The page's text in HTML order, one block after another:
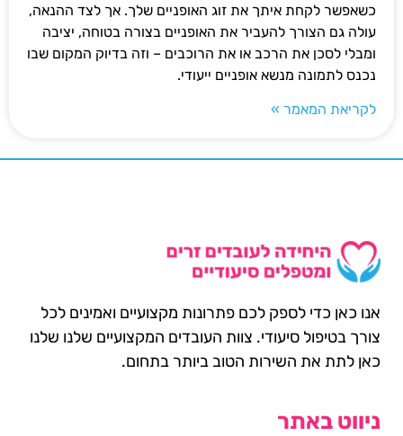
כשאפשר לקחת איתך את זוג האופניים שלך. אך לצד ההנאה,
עולה גם הצורך להעביר את האופניים בצורה בטוחה, יציבה
ומבלי לסכן את הרכב או את הרוכבים – וזה בדיוק המקום שבו
נכנס לתמונה מנשא אופניים ייעודי.
לקריאת המאמר »
אנו כאן כדי לספק לכם פתרונות מקצועיים ואמינים לכל
צורך בטיפול סיעודי. צוות העובדים המקצועיים שלנו שלנו
כאן לתת את השירות הטוב ביותר בתחום.
ניווט באתר